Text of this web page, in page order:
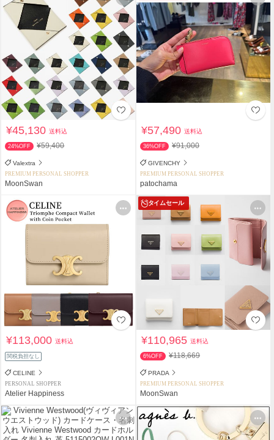
¥45,130送料込
24%OFF ¥59,400
Valextra
PREMIUM PERSONAL SHOPPER
MoonSwan
¥57,490送料込
36%OFF ¥91,000
GIVENCHY
PREMIUM PERSONAL SHOPPER
patochama
¥113,000送料込
関税負担なし
CELINE
PERSONAL SHOPPER
Atelier Happiness
タイムセール
¥110,965送料込
6%OFF ¥118,669
PRADA
PREMIUM PERSONAL SHOPPER
MoonSwan